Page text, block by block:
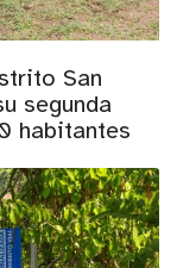
San
segunda
habitantes